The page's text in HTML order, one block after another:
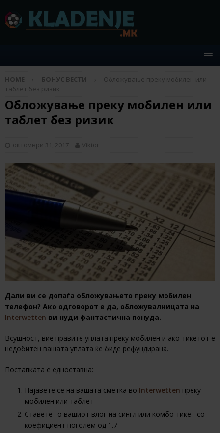
HOME БОНУС ВЕСТИ
Обложување преку мобилен или
таблет без ризик
Обложување преку мобилен или
таблет без ризик
октомври 31, 2017 Viktor
Дали ви се допаѓа обложувањето преку мобилен
телефон? Ако одговорот е да, обложувалницата на
Interwetten ви нуди фантастична понуда.
Всушност, вие правите уплата преку мобилен и ако тикетот е
недобитен вашата уплата ќе биде рефундирана.
Постапката е едноставна:
Најавете се на вашата сметка во Interwetten преку
мобилен или таблет
Ставете го вашиот влог на сингл или комбо тикет со
коефициент поголем од 1.7